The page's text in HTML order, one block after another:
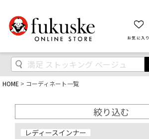
お気に入り
HOME コーディネート一覧
絞り込む
レディースインナー